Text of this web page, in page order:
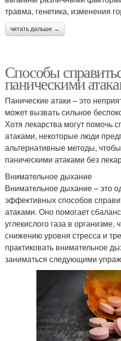
травма, генетика, изменения
читать дальше →
Способы
паническими
Панические атаки – это
может вызвать сильное
Хотя лекарства могут помочь
атаками, некоторые люди
альтернативные методы,
паническими атаками без
Внимательное дыхание
Внимательное дыхание – это
эффективных способов
атаками. Оно помогает
углекислого газа в организме,
снижению уровня стресса и
практиковать внимательное
заниматься следующими